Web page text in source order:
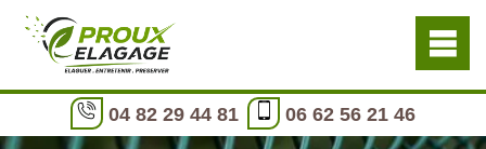
04 82 29 44 81 06 62 56 21 46